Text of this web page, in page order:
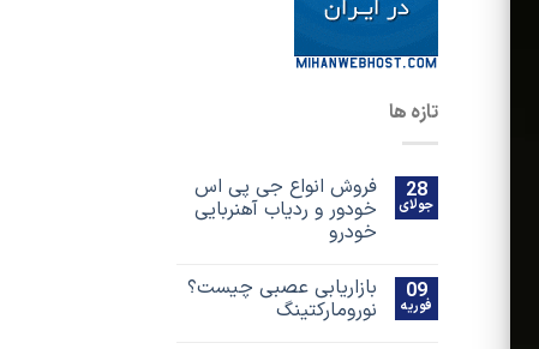
تازه ها
28
جولای
فروش انواع جی پی اس
خودور و ردیاب آهنربایی
خودرو
09
فوریه
بازاریابی عصبی چیست؟
نورومارکتینگ